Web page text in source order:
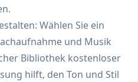
Wählen Sie ein
und Musik
Bibliothek kostenloser
hilft, den Ton und Stil